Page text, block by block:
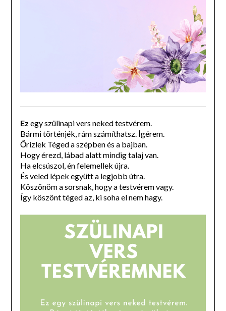
Ez egy szülinapi vers neked testvérem.
Bármi történjék, rám számíthatsz. Ígérem.
Őrizlek Téged a szépben és a bajban.
Hogy érezd, lábad alatt mindig talaj van.
Ha elcsúszol, én felemellek újra.
És veled lépek együtt a legjobb útra.
Köszönöm a sorsnak, hogy a testvérem vagy.
Így köszönt téged az, ki soha el nem hagy.